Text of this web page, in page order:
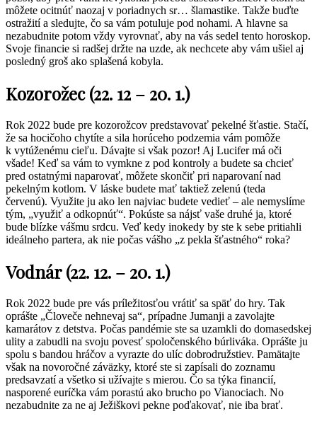
môžete ocitnúť naozaj v poriadnych sr… šlamastike. Takže buďte
ostražití a sledujte, čo sa vám potuluje pod nohami. A hlavne sa
nezabudnite potom vždy vyrovnať, aby na vás sedel tento horoskop.
Svoje financie si radšej držte na uzde, ak nechcete aby vám ušiel aj
posledný groš ako splašená kobyla.
Kozorožec (22. 12 – 20. 1.)
Rok 2022 bude pre kozorožcov predstavovať pekelné šťastie. Stačí,
že sa hocičoho chytíte a sila horúceho podzemia vám pomôže
k vytúženému cieľu. Dávajte si však pozor! Aj Lucifer má oči
všade! Keď sa vám to vymkne z pod kontroly a budete sa chcieť
pred ostatnými naparovať, môžete skončiť pri naparovaní nad
pekelným kotlom. V láske budete mať taktiež zelenú (teda
červenú). Využite ju ako len najviac budete vedieť – ale nemyslíme
tým, „využiť a odkopnúť“. Pokúste sa nájsť vaše druhé ja, ktoré
bude blízke vášmu srdcu. Veď kedy inokedy by ste k sebe pritiahli
ideálneho partera, ak nie počas vášho „z pekla šťastného“ roka?
Vodnár (22. 12. – 20. 1.)
Rok 2022 bude pre vás príležitosťou vrátiť sa späť do hry. Tak
oprášte „Človeče nehnevaj sa“, prípadne Jumanji a zavolajte
kamarátov z detstva. Počas pandémie ste sa uzamkli do domasedskej
ulity a zabudli na svoju povesť spoločenského búrliváka. Oprášte ju
spolu s bandou hráčov a vyrazte do ulíc dobrodružstiev. Pamätajte
však na novoročné záväzky, ktoré ste si zapísali do zoznamu
predsavzatí a všetko si užívajte s mierou. Čo sa týka financií,
nasporené euríčka vám porastú ako brucho po Vianociach. No
nezabudnite za ne aj Ježiškovi pekne poďakovať, nie iba brať.